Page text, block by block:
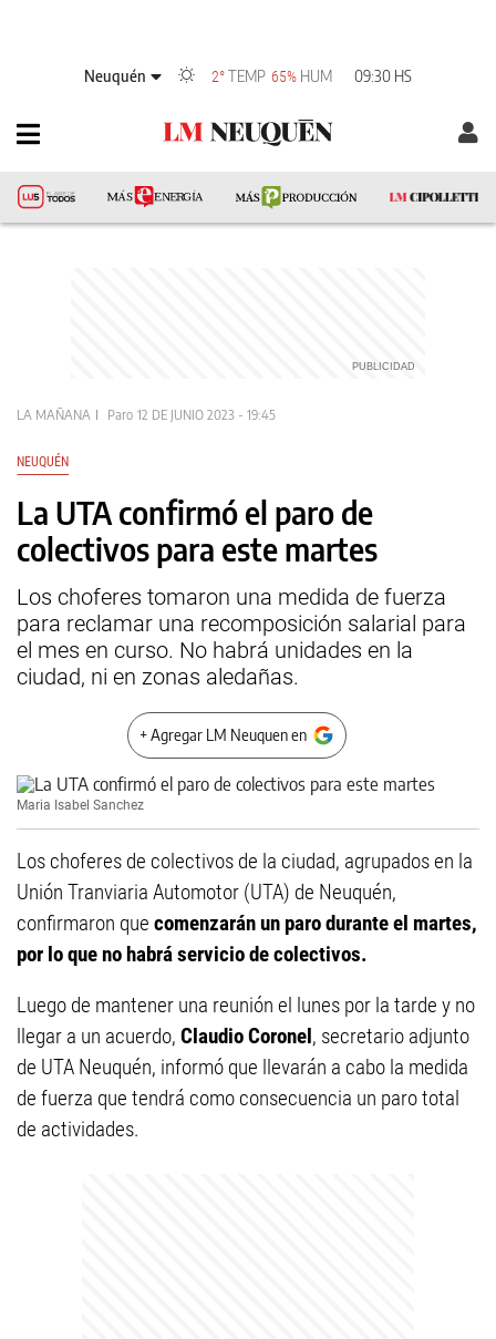
Neuquén 2°TEMP 65% HUM 09:30 HS
LA MAÑANA Paro 12 DE JUNIO 2023 - 19:45
NEUQUÉN
La UTA confirmó el paro de
colectivos para este martes
Los choferes tomaron una medida de fuerza
para reclamar una recomposición salarial para
el mes en curso. No habrá unidades en la
ciudad, ni en zonas aledañas.
+ Agregar LM Neuquen en
Maria Isabel Sanchez
Los choferes de colectivos de la ciudad, agrupados en la
Unión Tranviaria Automotor (UTA) de Neuquén,
confirmaron que comenzarán un paro durante el martes,
por lo que no habrá servicio de colectivos.
Luego de mantener una reunión el lunes por la tarde y no
llegar a un acuerdo, Claudio Coronel, secretario adjunto
de UTA Neuquén, informó que llevarán a cabo la medida
de fuerza que tendrá como consecuencia un paro total
de actividades.